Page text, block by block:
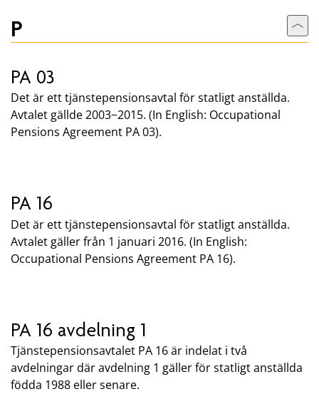
P Till
PA 03
Det är ett tjänstepensionsavtal för statligt anställda.
Avtalet gällde 2003−2015. (In English: Occupational
Pensions Agreement PA 03).
PA 16
Det är ett tjänstepensionsavtal för statligt anställda.
Avtalet gäller från 1 januari 2016. (In English:
Occupational Pensions Agreement PA 16).
PA 16 avdelning 1
Tjänstepensionsavtalet PA 16 är indelat i två
avdelningar där avdelning 1 gäller för statligt anställda
födda 1988 eller senare.